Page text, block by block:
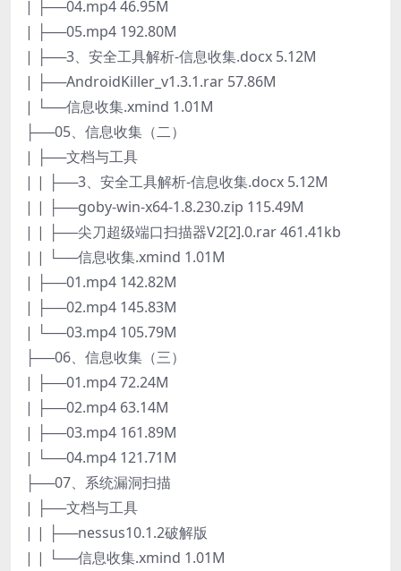
| ├──04.mp4 46.95M
| ├──05.mp4 192.80M
| ├──3、安全工具解析-信息收集.docx 5.12M
| ├──AndroidKiller_v1.3.1.rar 57.86M
| └──信息收集.xmind 1.01M
├──05、信息收集（二）
| ├──文档与工具
| | ├──3、安全工具解析-信息收集.docx 5.12M
| | ├──goby-win-x64-1.8.230.zip 115.49M
| | ├──尖刀超级端口扫描器V2[2].0.rar 461.41kb
| | └──信息收集.xmind 1.01M
| ├──01.mp4 142.82M
| ├──02.mp4 145.83M
| └──03.mp4 105.79M
├──06、信息收集（三）
| ├──01.mp4 72.24M
| ├──02.mp4 63.14M
| ├──03.mp4 161.89M
| └──04.mp4 121.71M
├──07、系统漏洞扫描
| ├──文档与工具
| | ├──nessus10.1.2破解版
| | └──信息收集.xmind 1.01M